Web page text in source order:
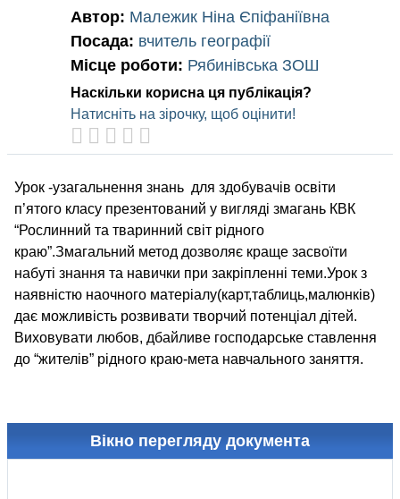
Автор: Малежик Ніна Єпіфаніївна
Посада: вчитель географії
Місце роботи: Рябинівська ЗОШ
Наскільки корисна ця публікація?
Натисніть на зірочку, щоб оцінити!
Урок -узагальнення знань для здобувачів освіти
п’ятого класу презентований у вигляді змагань КВК
“Рослинний та тваринний світ рідного
краю”.Змагальний метод дозволяє краще засвоїти
набуті знання та навички при закріпленні теми.Урок з
наявністю наочного матеріалу(карт,таблиць,малюнків)
дає можливість розвивати творчий потенціал дітей.
Виховувати любов, дбайливе господарське ставлення
до “жителів” рідного краю-мета навчального заняття.
Вікно перегляду документа